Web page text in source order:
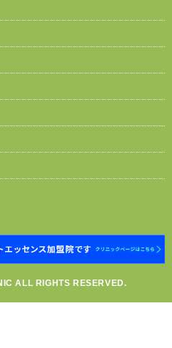
ALL RIGHTS RESERVED.